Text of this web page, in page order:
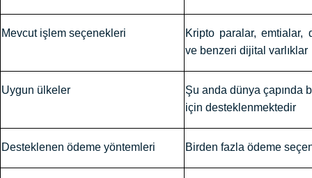
Mevcut işlem seçenekleri
Kripto paralar, emtialar,
ve benzeri dijital varlıklar
Uygun ülkeler
Şu anda dünya çapında
için desteklenmektedir
Desteklenen ödeme yöntemleri Birden fazla ödeme